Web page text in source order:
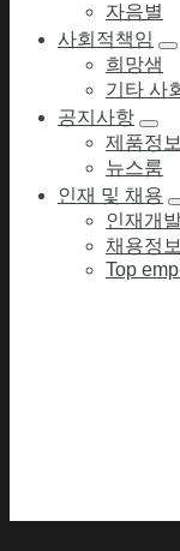
자음별
사회적책임
희망샘
기타 사
공지사항
제품정
뉴스룸
인재 및 채용
인재개
채용정보
Top